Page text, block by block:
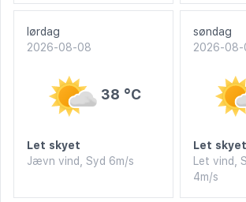
lørdag
2026-08-08
38 °C
Let skyet
Jævn vind, Syd 6m/s
søndag
2026-08-
Let skyet
Let vind,
4m/s